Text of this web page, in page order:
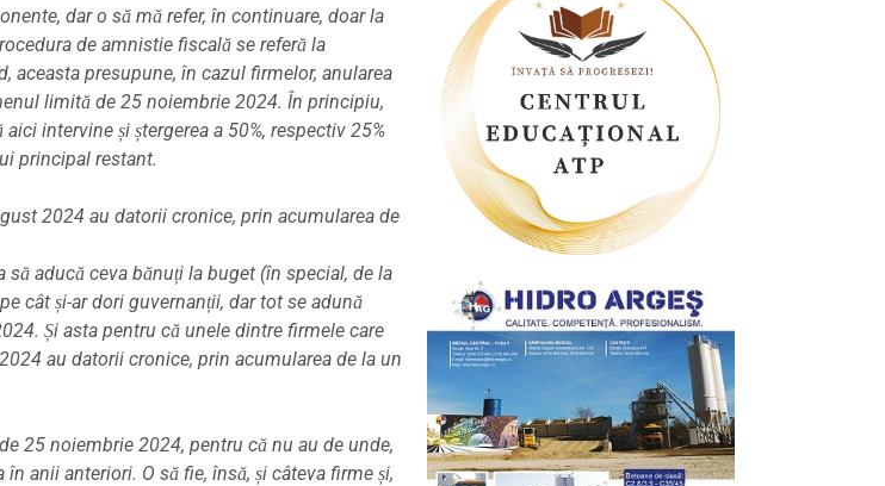
dar o să mă refer, în continuare, doar la
de amnistie fiscală se referă la
aceasta presupune, în cazul firmelor, anularea
limită de 25 noiembrie 2024. În principiu,
intervine și ștergerea a 50%, respectiv 25%
principal restant.
2024 au datorii cronice, prin acumularea de
aducă ceva bănuți la buget (în special, de la
cât și-ar dori guvernanții, dar tot se adună
Și asta pentru că unele dintre firmele care
au datorii cronice, prin acumularea de la un
25 noiembrie 2024, pentru că nu au de unde,
în anii anteriori. O să fie, însă, și câteva firme și,